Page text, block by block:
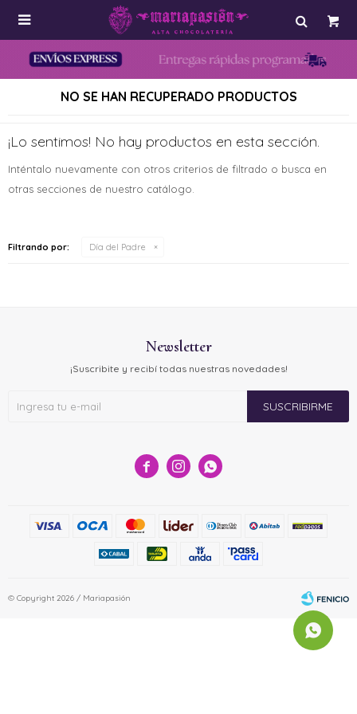

NO SE HAN RECUPERADO PRODUCTOS
¡Lo sentimos! No hay productos en esta sección.
Inténtalo nuevamente con otros criterios de filtrado o busca en
otras secciones de nuestro catálogo.
Filtrando por: Día del Padre
  
Newsletter
¡Suscribite y recibí todas nuestras novedades!
SUSCRIBIRME
© Copyright 2026 / Mariapasión